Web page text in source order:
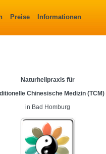
Preise Informationen
Naturheilpraxis für
Chinesische Medizin (TCM)
in Bad Homburg